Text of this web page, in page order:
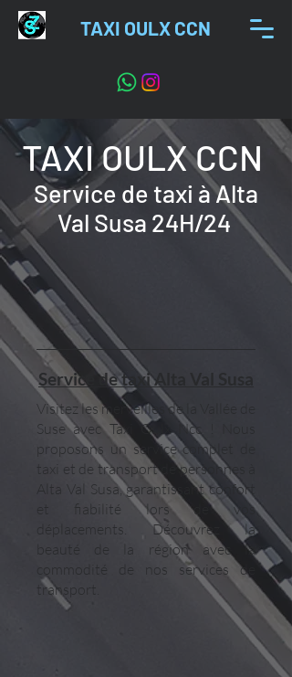
TAXI OULX CCN
TAXI OULX CCN
Service de taxi à Alta
Val Susa 24H/24
Service de taxi Alta Val Susa
Visitez les merveilles de la Vallée de
Suse avec Taxi Oulx Ncc ! Nous
proposons un service complet de
taxi et de transport de personnes à
Alta Val Susa, garantissant confort
et fiabilité lors de vos
déplacements. Découvrez la
beauté de la région avec la
commodité de nos services de
transport.